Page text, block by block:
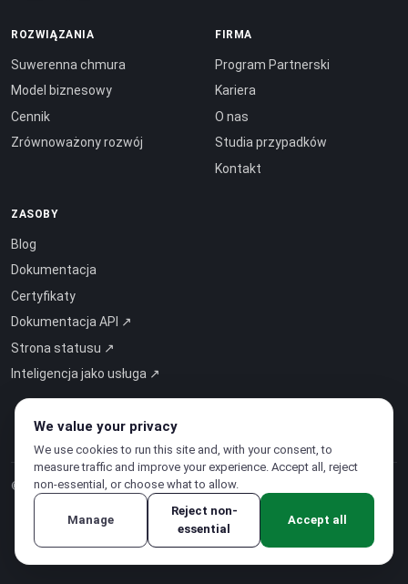
ROZWIĄZANIA
Suwerenna chmura
Model biznesowy
Cennik
Zrównoważony rozwój
FIRMA
Program Partnerski
Kariera
O nas
Studia przypadków
Kontakt
ZASOBY
Blog
Dokumentacja
Certyfikaty
Dokumentacja API ↗
Strona statusu ↗
Inteligencja jako usługa ↗
© 2026 CloudSigma Holding AG.Wszelkie prawa zastrzeżone
·Regulamin świadczenia usług
We value your privacy
We use cookies to run this site and, with your consent, to
measure traffic and improve your experience. Accept all, reject
non-essential, or choose what to allow.
Manage
Reject non-
essential
Accept all